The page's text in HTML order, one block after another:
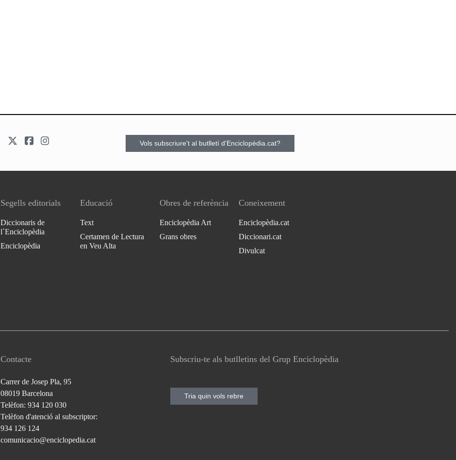
Vols subscriure't al butlletí d'Enciclopèdia.cat?
Segells editorials
Diccionaris de
l`Enciclopèdia
Enciclopèdia
Educació
Text
Certamen de Lectura
en Veu Alta
Obres de referència
Enciclopèdia Art
Grans obres
Coneixement
Enciclopèdia.cat
Diccionari.cat
Divulcat
Contacte
Carrer de Josep Pla, 95
08019 Barcelona
Telèfon: 934 120 030
Telèfon d'atenció al subscriptor:
934 126 124
comunicacio@enciclopedia.cat
Subscriu-te als butlletins del Grup Enciclopèdia
Tria quin vols rebre